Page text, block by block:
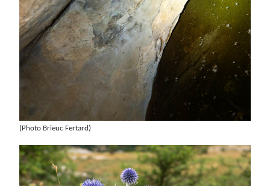
(Photo Brieuc Fertard)